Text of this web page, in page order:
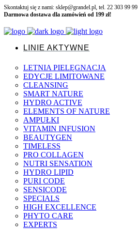
Skontaktuj się z nami: sklep@grandel.pl, tel. 22 303 99 99
Darmowa dostawa dla zamówień od 199 zł!
LINIE AKTYWNE
LETNIA PIELĘGNACJA
EDYCJE LIMITOWANE
CLEANSING
SMART NATURE
HYDRO ACTIVE
ELEMENTS OF NATURE
AMPUŁKI
VITAMIN INFUSION
BEAUTYGEN
TIMELESS
PRO COLLAGEN
NUTRI SENSATION
HYDRO LIPID
PURI CODE
SENSICODE
SPECIALS
HIGH EXCELLENCE
PHYTO CARE
EXPERTS